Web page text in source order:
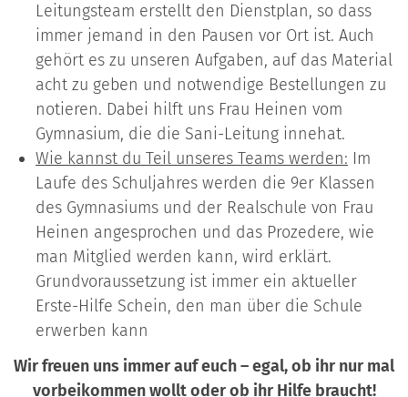
Leitungsteam erstellt den Dienstplan, so dass
immer jemand in den Pausen vor Ort ist. Auch
gehört es zu unseren Aufgaben, auf das Material
acht zu geben und notwendige Bestellungen zu
notieren. Dabei hilft uns Frau Heinen vom
Gymnasium, die die Sani-Leitung innehat.
Wie kannst du Teil unseres Teams werden: Im
Laufe des Schuljahres werden die 9er Klassen
des Gymnasiums und der Realschule von Frau
Heinen angesprochen und das Prozedere, wie
man Mitglied werden kann, wird erklärt.
Grundvoraussetzung ist immer ein aktueller
Erste-Hilfe Schein, den man über die Schule
erwerben kann
Wir freuen uns immer auf euch – egal, ob ihr nur mal
vorbeikommen wollt oder ob ihr Hilfe braucht!